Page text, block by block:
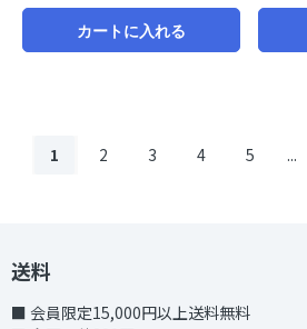
カートに入れる
1 2 3 4 5 ...
送料
■ 会員限定15,000円以上送料無料